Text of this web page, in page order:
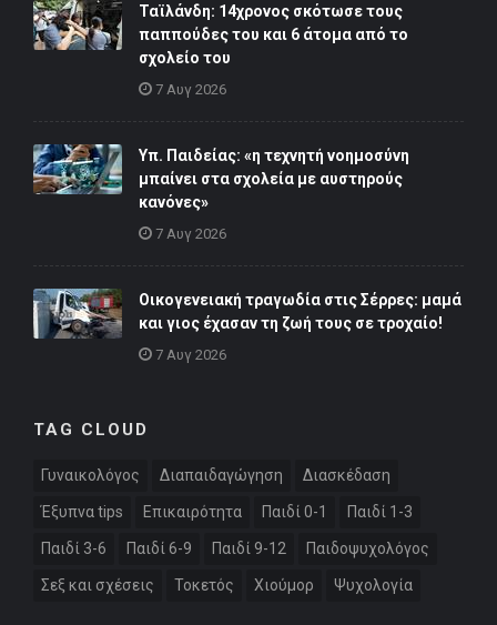
Ταϊλάνδη: 14χρονος σκότωσε τους
παππούδες του και 6 άτομα από το
σχολείο του
7 Αυγ 2026
Υπ. Παιδείας: «η τεχνητή νοημοσύνη
μπαίνει στα σχολεία με αυστηρούς
κανόνες»
7 Αυγ 2026
Οικογενειακή τραγωδία στις Σέρρες: μαμά
και γιος έχασαν τη ζωή τους σε τροχαίο!
7 Αυγ 2026
TAG CLOUD
Γυναικολόγος Διαπαιδαγώγηση Διασκέδαση
Έξυπνα tips Επικαιρότητα Παιδί 0-1 Παιδί 1-3
Παιδί 3-6 Παιδί 6-9 Παιδί 9-12 Παιδοψυχολόγος
Σεξ και σχέσεις Τοκετός Χιούμορ Ψυχολογία